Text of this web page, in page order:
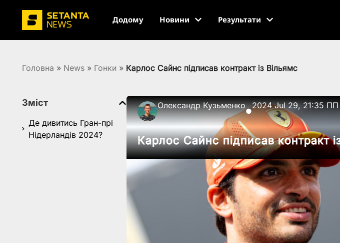
Додому Новини Результати
Головна » News » Гонки » Карлос Сайнс підписав контракт із Вільямс
Зміст
Де дивитись Гран-прі
Нідерландів 2024?
Олександр Кузьменко
●
2024 Jul 29, 21:35 ПП
Карлос Сайнс підписав контракт